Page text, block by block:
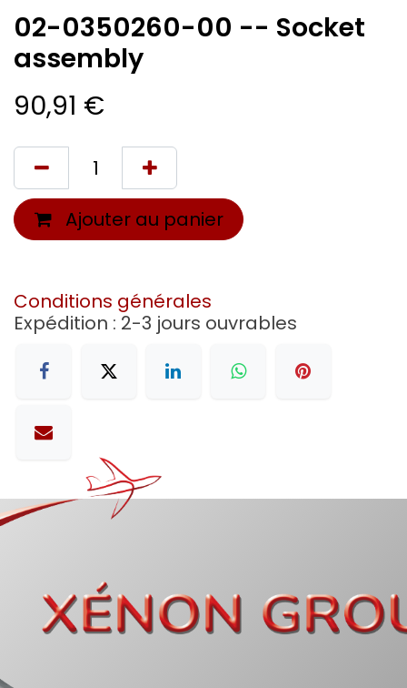
02-0350260-00 -- Socket
assembly
90,91 €
Ajouter au panier
Conditions générales
Expédition : 2-3 jours ouvrables